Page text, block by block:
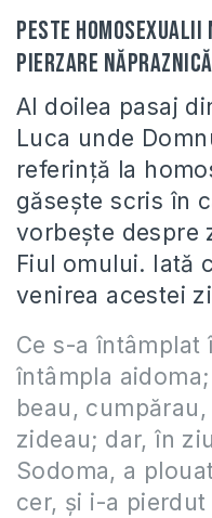
Peste
pierzare năpraznică
Al doilea pasaj
Luca unde
referinţă la
găseşte scris în
vorbeşte despre
Fiul omului. Iată
venirea acestei
Ce s-a întâmplat
întâmpla
beau,
zideau; dar, în
Sodoma, a
cer, şi i-a